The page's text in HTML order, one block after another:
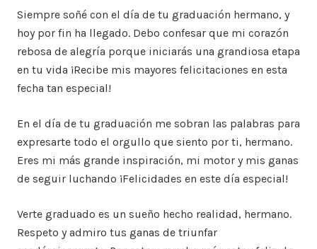
Siempre soñé con el día de tu graduación hermano, y
hoy por fin ha llegado. Debo confesar que mi corazón
rebosa de alegría porque iniciarás una grandiosa etapa
en tu vida ¡Recibe mis mayores felicitaciones en esta
fecha tan especial!
En el día de tu graduación me sobran las palabras para
expresarte todo el orgullo que siento por ti, hermano.
Eres mi más grande inspiración, mi motor y mis ganas
de seguir luchando ¡Felicidades en este día especial!
Verte graduado es un sueño hecho realidad, hermano.
Respeto y admiro tus ganas de triunfar